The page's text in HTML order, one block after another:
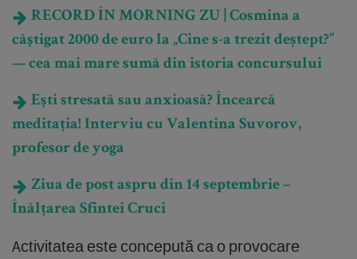
RECORD ÎN MORNING ZU | Cosmina a
câștigat 2000 de euro la „Cine s-a trezit deștept?”
— cea mai mare sumă din istoria concursului
Ești stresată sau anxioasă? Încearcă
meditația! Interviu cu Valentina Suvorov,
profesor de yoga
Ziua de post aspru din 14 septembrie –
Înălțarea Sfintei Cruci
Activitatea este concepută ca o provocare